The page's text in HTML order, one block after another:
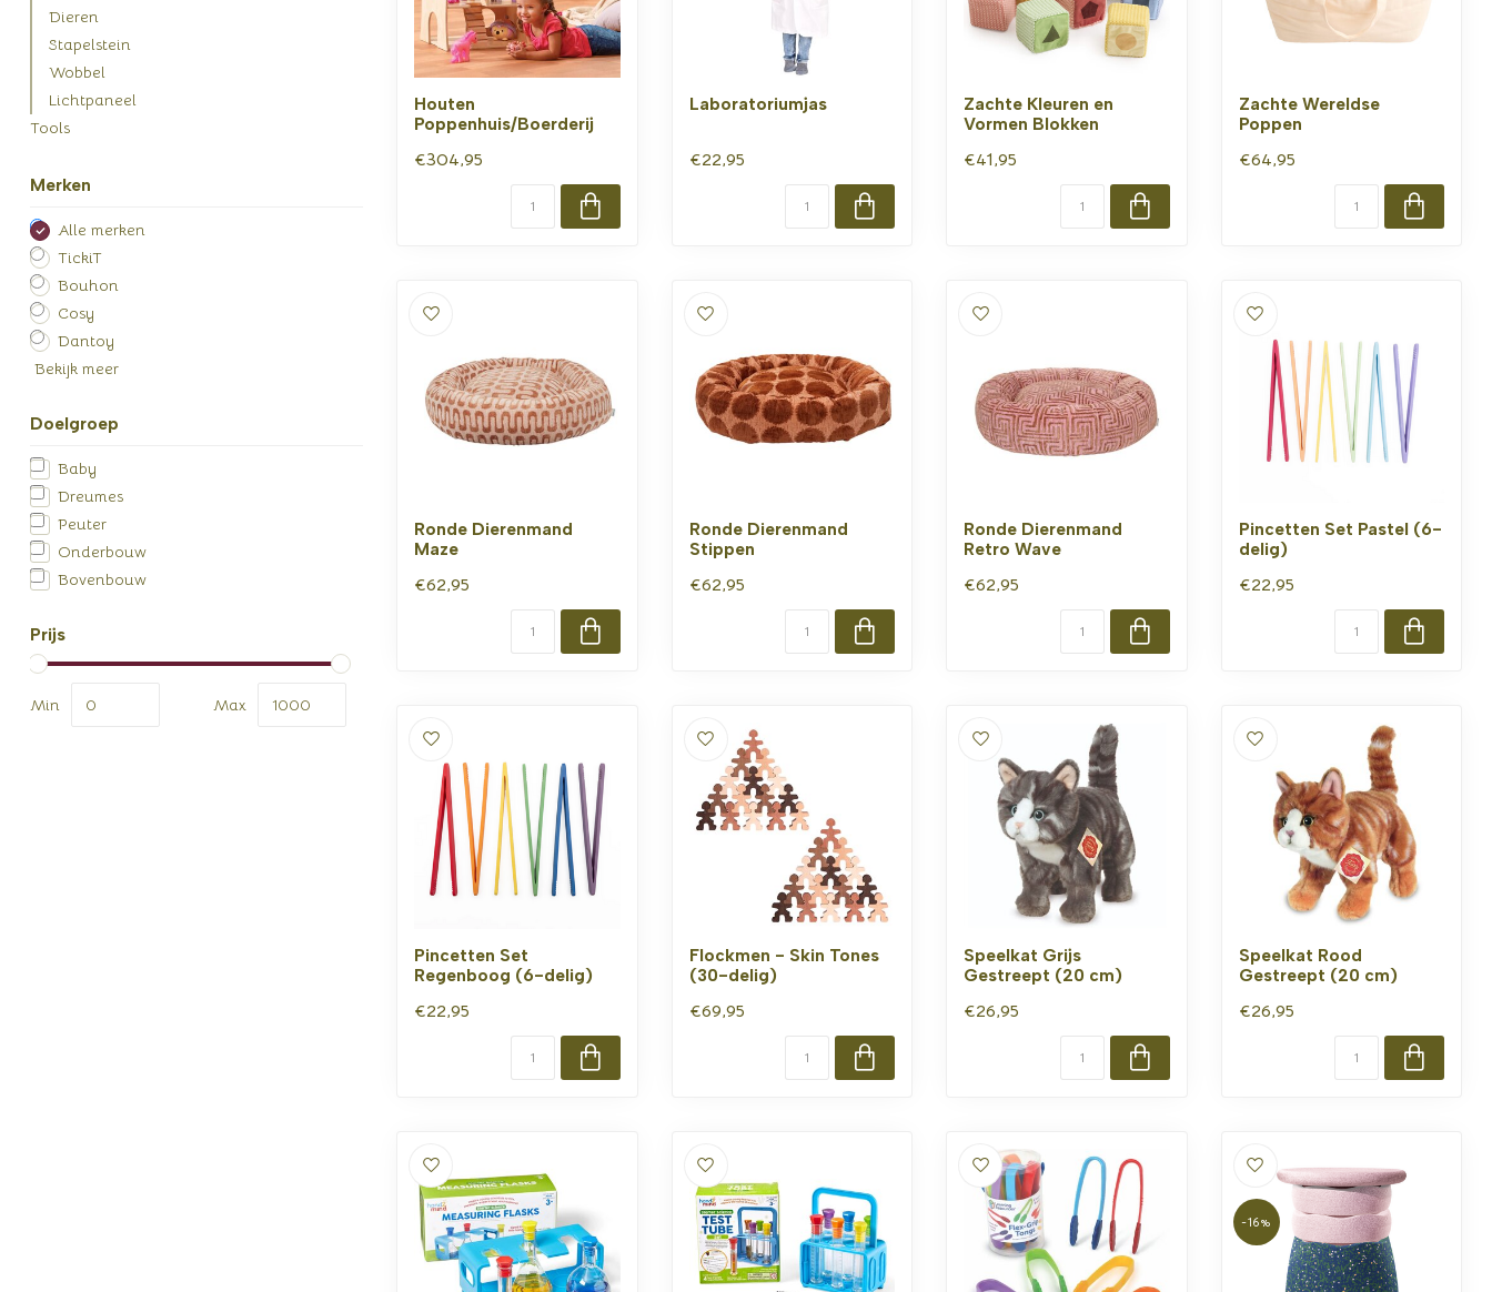
Dieren
Stapelstein
Wobbel
Lichtpaneel
Tools
Merken
Alle merken
TickiT
Bouhon
Cosy
Dantoy
Bekijk meer
Doelgroep
Baby
Dreumes
Peuter
Onderbouw
Bovenbouw
Prijs
Min Max
Houten
Poppenhuis/Boerderij
€304,95
Laboratoriumjas
€22,95
Zachte Kleuren en
Vormen Blokken
€41,95
Zachte Wereldse
Poppen
€64,95
Ronde Dierenmand
Maze
€62,95
Ronde Dierenmand
Stippen
€62,95
Ronde Dierenmand
Retro Wave
€62,95
Pincetten Set Pastel (6-
delig)
€22,95
Pincetten Set
Regenboog (6-delig)
€22,95
Flockmen - Skin Tones
(30-delig)
€69,95
Speelkat Grijs
Gestreept (20 cm)
€26,95
Speelkat Rood
Gestreept (20 cm)
€26,95
-16%